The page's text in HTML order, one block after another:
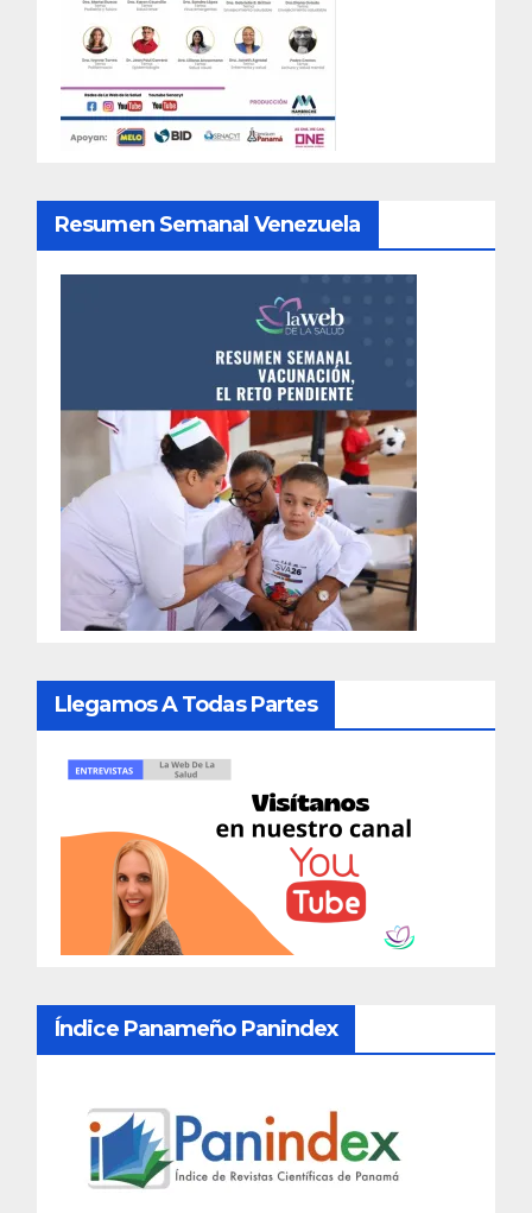
Resumen Semanal Venezuela
Llegamos A Todas Partes
Índice Panameño Panindex